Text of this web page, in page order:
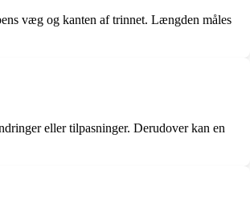
væg og kanten af trinnet. Længden måles
eller tilpasninger. Derudover kan en